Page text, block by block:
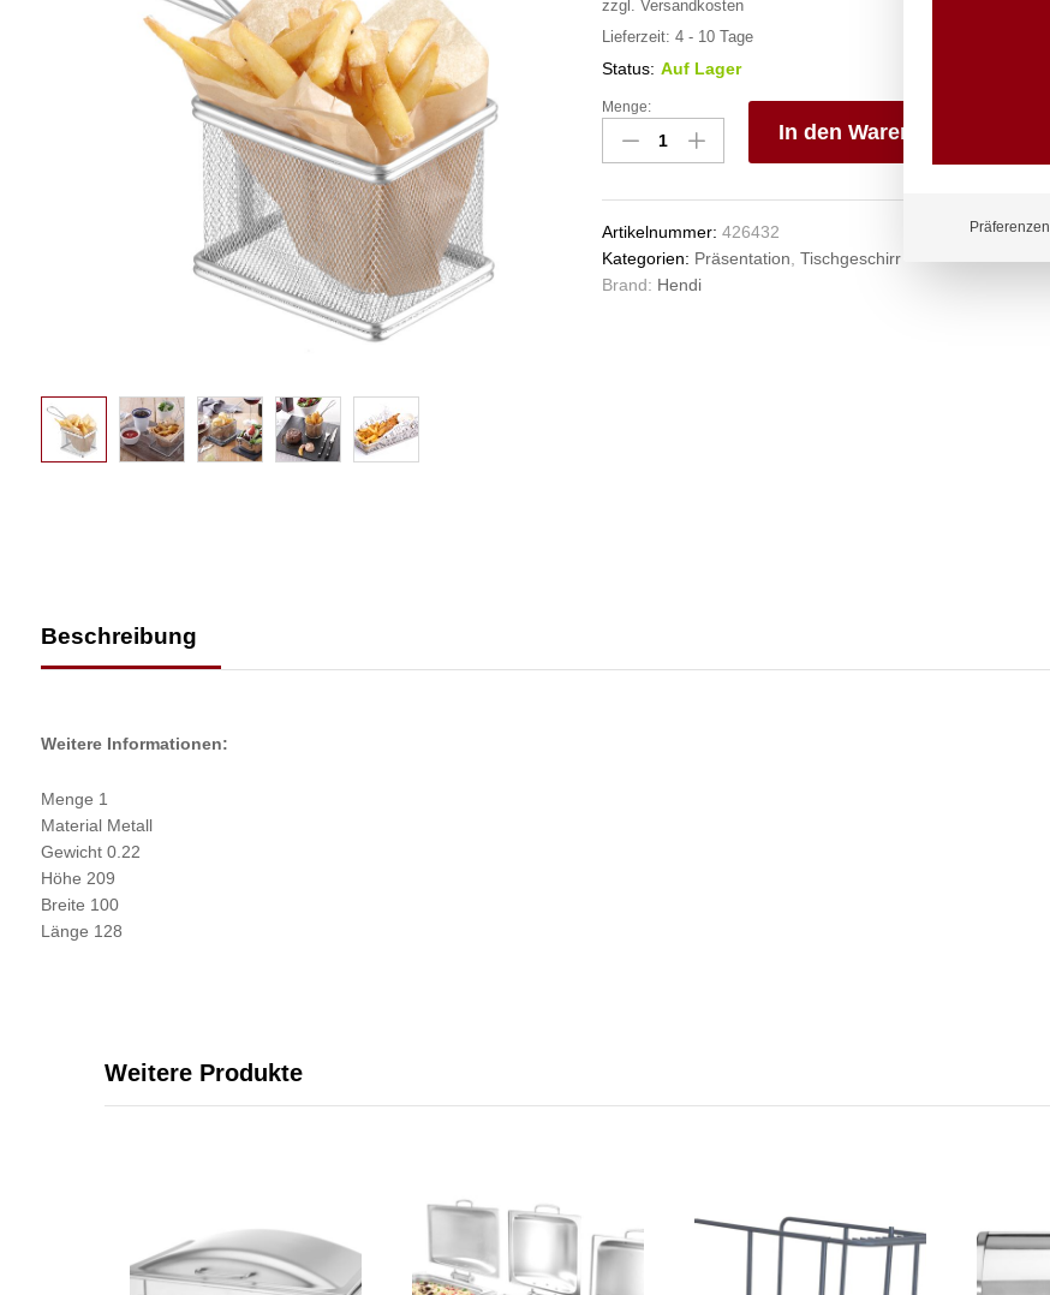
zzgl. Versandkosten
Lieferzeit: 4 - 10 Tage
Status: Auf Lager
Miniatur-
Snack-
Frittierkörbe,
Anzahl
Menge:
In den Warenkorb
Artikelnummer: 426432
Kategorien: Präsentation, Tischgeschirr
Brand: Hendi
Beschreibung
Weitere Informationen:
Menge 1
Material Metall
Gewicht 0.22
Höhe 209
Breite 100
Länge 128
Weitere Produkte
Präferenzen